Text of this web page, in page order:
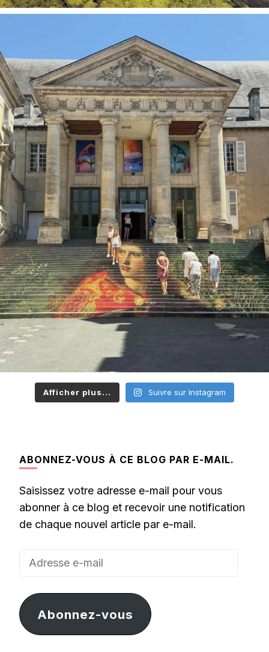
Afficher plus... Suivre sur Instagram
ABONNEZ-VOUS À CE BLOG PAR E-MAIL.
Saisissez votre adresse e-mail pour vous
abonner à ce blog et recevoir une notification
de chaque nouvel article par e-mail.
Adresse
mail
Abonnez-vous